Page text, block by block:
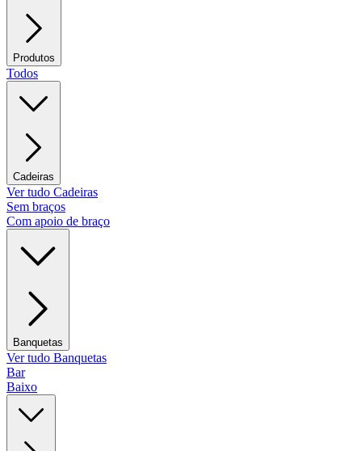
Produtos
Todos
Cadeiras
Ver tudo Cadeiras
Sem braços
Com apoio de braço
Banquetas
Ver tudo Banquetas
Bar
Baixo